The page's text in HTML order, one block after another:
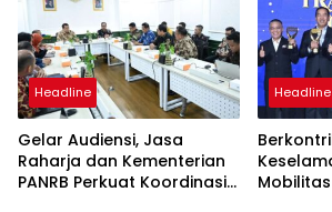
Headline
Gelar Audiensi, Jasa
Raharja dan Kementerian
PANRB Perkuat Koordinasi
Headline